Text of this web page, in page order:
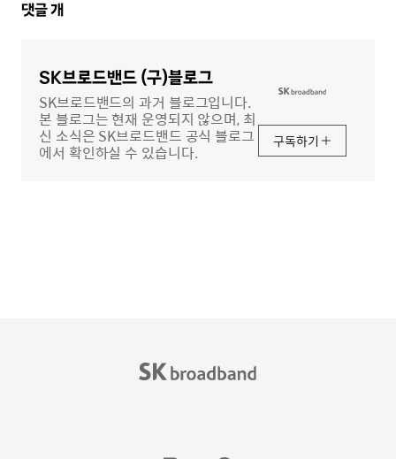
댓
댓글개
SK브로드밴드 (구)블로그
SK브로드밴드의 과거 블로그입니다.
본 블로그는 현재 운영되지 않으며, 최
신 소식은 SK브로드밴드 공식 블로그
에서 확인하실 수 있습니다.
구독하기